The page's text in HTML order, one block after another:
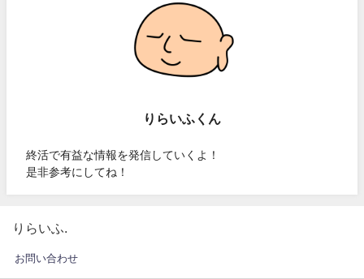
りらいふくん
終活で有益な情報を発信していくよ！
是非参考にしてね！
りらいふ.
お問い合わせ